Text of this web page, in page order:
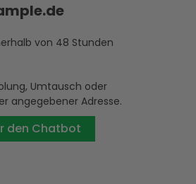
von 48 Stunden
Umtausch oder
angegebener Adresse.
den Chatbot